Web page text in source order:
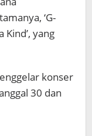
‘G-
yang
konser
30 dan